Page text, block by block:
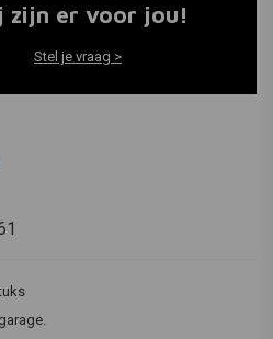
zijn er voor jou!
Stel je vraag >